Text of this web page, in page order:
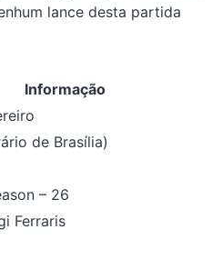
lance desta partida
Informação
de Brasília)
– 26
Ferraris